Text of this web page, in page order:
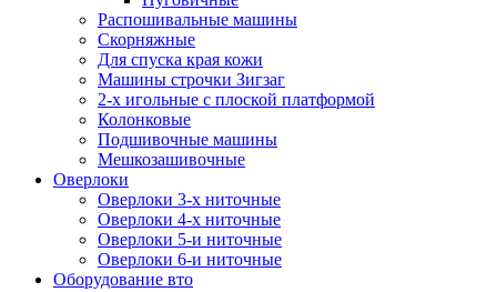
Распошивальные машины
Скорняжные
Для спуска края кожи
Машины строчки Зигзаг
2-х игольные с плоской платформой
Колонковые
Подшивочные машины
Мешкозашивочные
Оверлоки
Оверлоки 3-х ниточные
Оверлоки 4-х ниточные
Оверлоки 5-и ниточные
Оверлоки 6-и ниточные
Оборудование вто